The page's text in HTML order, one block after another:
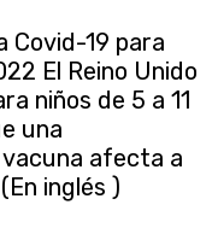
Covid-19 para
El Reino Unido
niños de 5 a 11
una
afecta a
inglés )